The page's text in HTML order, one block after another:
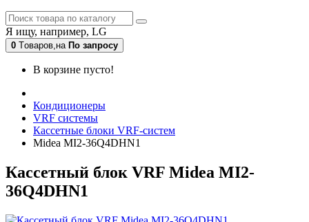
Я ищу, например, LG
0 Tоваров,на По запросу
В корзине пусто!
Кондиционеры
VRF системы
Кассетные блоки VRF-систем
Midea MI2-36Q4DHN1
Кассетный блок VRF Midea MI2-
36Q4DHN1